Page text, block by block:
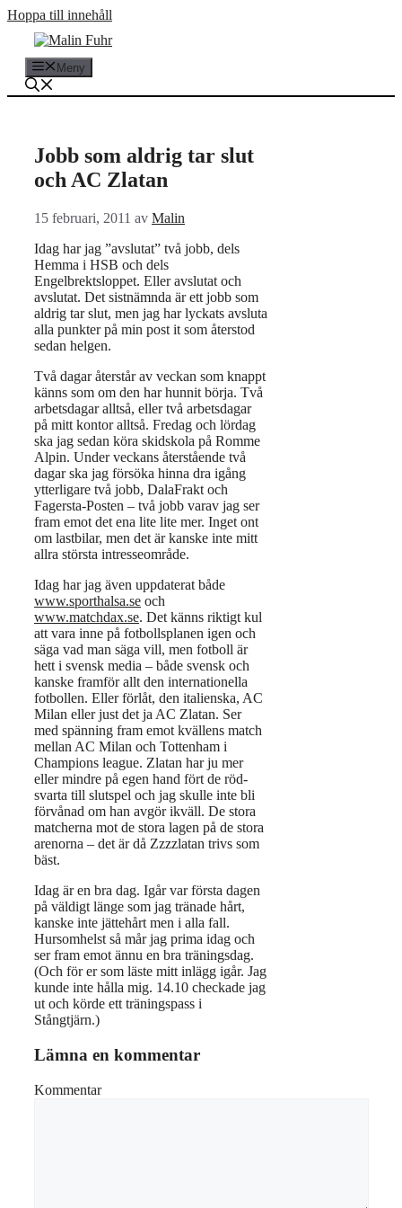
Hoppa till innehåll
Meny
Jobb som aldrig tar slut
och AC Zlatan
15 februari, 2011 av Malin
Idag har jag ”avslutat” två jobb, dels
Hemma i HSB och dels
Engelbrektsloppet. Eller avslutat och
avslutat. Det sistnämnda är ett jobb som
aldrig tar slut, men jag har lyckats avsluta
alla punkter på min post it som återstod
sedan helgen.
Två dagar återstår av veckan som knappt
känns som om den har hunnit börja. Två
arbetsdagar alltså, eller två arbetsdagar
på mitt kontor alltså. Fredag och lördag
ska jag sedan köra skidskola på Romme
Alpin. Under veckans återstående två
dagar ska jag försöka hinna dra igång
ytterligare två jobb, DalaFrakt och
Fagersta-Posten – två jobb varav jag ser
fram emot det ena lite lite mer. Inget ont
om lastbilar, men det är kanske inte mitt
allra största intresseområde.
Idag har jag även uppdaterat både
www.sporthalsa.se och
www.matchdax.se. Det känns riktigt kul
att vara inne på fotbollsplanen igen och
säga vad man säga vill, men fotboll är
hett i svensk media – både svensk och
kanske framför allt den internationella
fotbollen. Eller förlåt, den italienska, AC
Milan eller just det ja AC Zlatan. Ser
med spänning fram emot kvällens match
mellan AC Milan och Tottenham i
Champions league. Zlatan har ju mer
eller mindre på egen hand fört de röd-
svarta till slutspel och jag skulle inte bli
förvånad om han avgör ikväll. De stora
matcherna mot de stora lagen på de stora
arenorna – det är då Zzzzlatan trivs som
bäst.
Idag är en bra dag. Igår var första dagen
på väldigt länge som jag tränade hårt,
kanske inte jättehårt men i alla fall.
Hursomhelst så mår jag prima idag och
ser fram emot ännu en bra träningsdag.
(Och för er som läste mitt inlägg igår. Jag
kunde inte hålla mig. 14.10 checkade jag
ut och körde ett träningspass i
Stångtjärn.)
Lämna en kommentar
Kommentar